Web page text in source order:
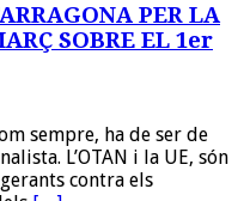
PER LA
SOBRE EL 1er
sempre, ha de ser de
L’OTAN i la UE, són
contra els